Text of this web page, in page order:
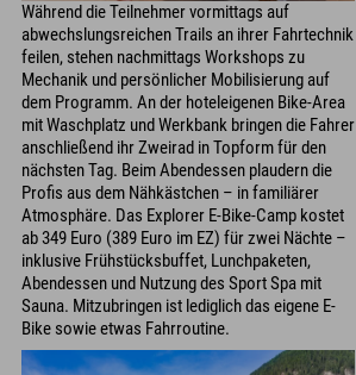
Während die Teilnehmer vormittags auf
abwechslungsreichen Trails an ihrer Fahrtechnik
feilen, stehen nachmittags Workshops zu
Mechanik und persönlicher Mobilisierung auf
dem Programm. An der hoteleigenen Bike-Area
mit Waschplatz und Werkbank bringen die Fahrer
anschließend ihr Zweirad in Topform für den
nächsten Tag. Beim Abendessen plaudern die
Profis aus dem Nähkästchen – in familiärer
Atmosphäre. Das Explorer E-Bike-Camp kostet
ab 349 Euro (389 Euro im EZ) für zwei Nächte –
inklusive Frühstücksbuffet, Lunchpaketen,
Abendessen und Nutzung des Sport Spa mit
Sauna. Mitzubringen ist lediglich das eigene E-
Bike sowie etwas Fahrroutine.